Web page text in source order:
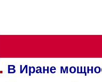
В Иране